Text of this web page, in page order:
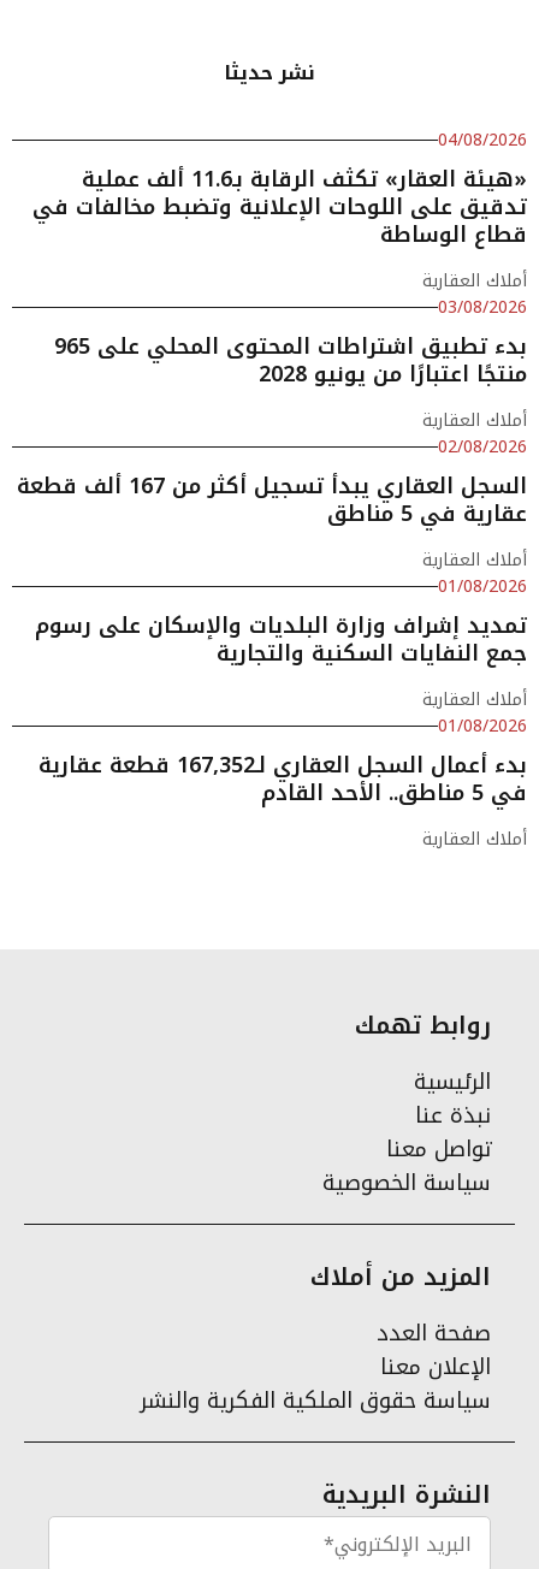
نشر حديثا
04/08/2026
«هيئة العقار» تكثف الرقابة بـ11.6 ألف عملية
تدقيق على اللوحات الإعلانية وتضبط مخالفات في
قطاع الوساطة
أملاك العقارية
03/08/2026
بدء تطبيق اشتراطات المحتوى المحلي على 965
منتجًا اعتبارًا من يونيو 2028
أملاك العقارية
02/08/2026
السجل العقاري يبدأ تسجيل أكثر من 167 ألف قطعة
عقارية في 5 مناطق
أملاك العقارية
01/08/2026
تمديد إشراف وزارة البلديات والإسكان على رسوم
جمع النفايات السكنية والتجارية
أملاك العقارية
01/08/2026
بدء أعمال السجل العقاري لـ167,352 قطعة عقارية
في 5 مناطق.. الأحد القادم
أملاك العقارية
روابط تهمك
الرئيسية
نبذة عنا
تواصل معنا
سياسة الخصوصية
المزيد من أملاك
صفحة العدد
الإعلان معنا
سياسة حقوق الملكية الفكرية والنشر
النشرة البريدية